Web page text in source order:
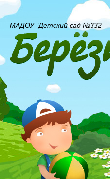
МАДОУ "Детский сад №332